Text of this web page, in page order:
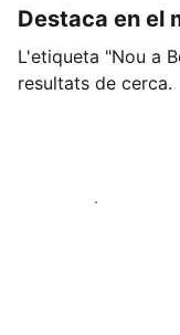
Destaca en el
L'etiqueta "Nou a
resultats de cerca.
Comença avui